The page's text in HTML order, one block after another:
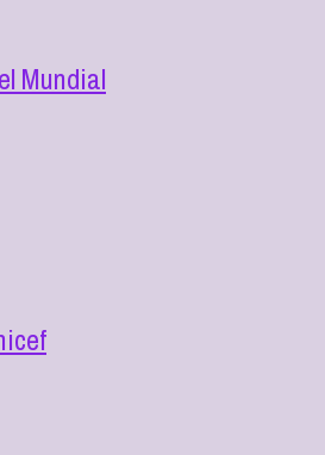
Mundial